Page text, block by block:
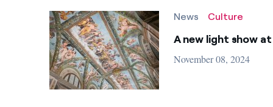
Generale
Solar power
Education
News Culture
A new light show
November 08, 2024